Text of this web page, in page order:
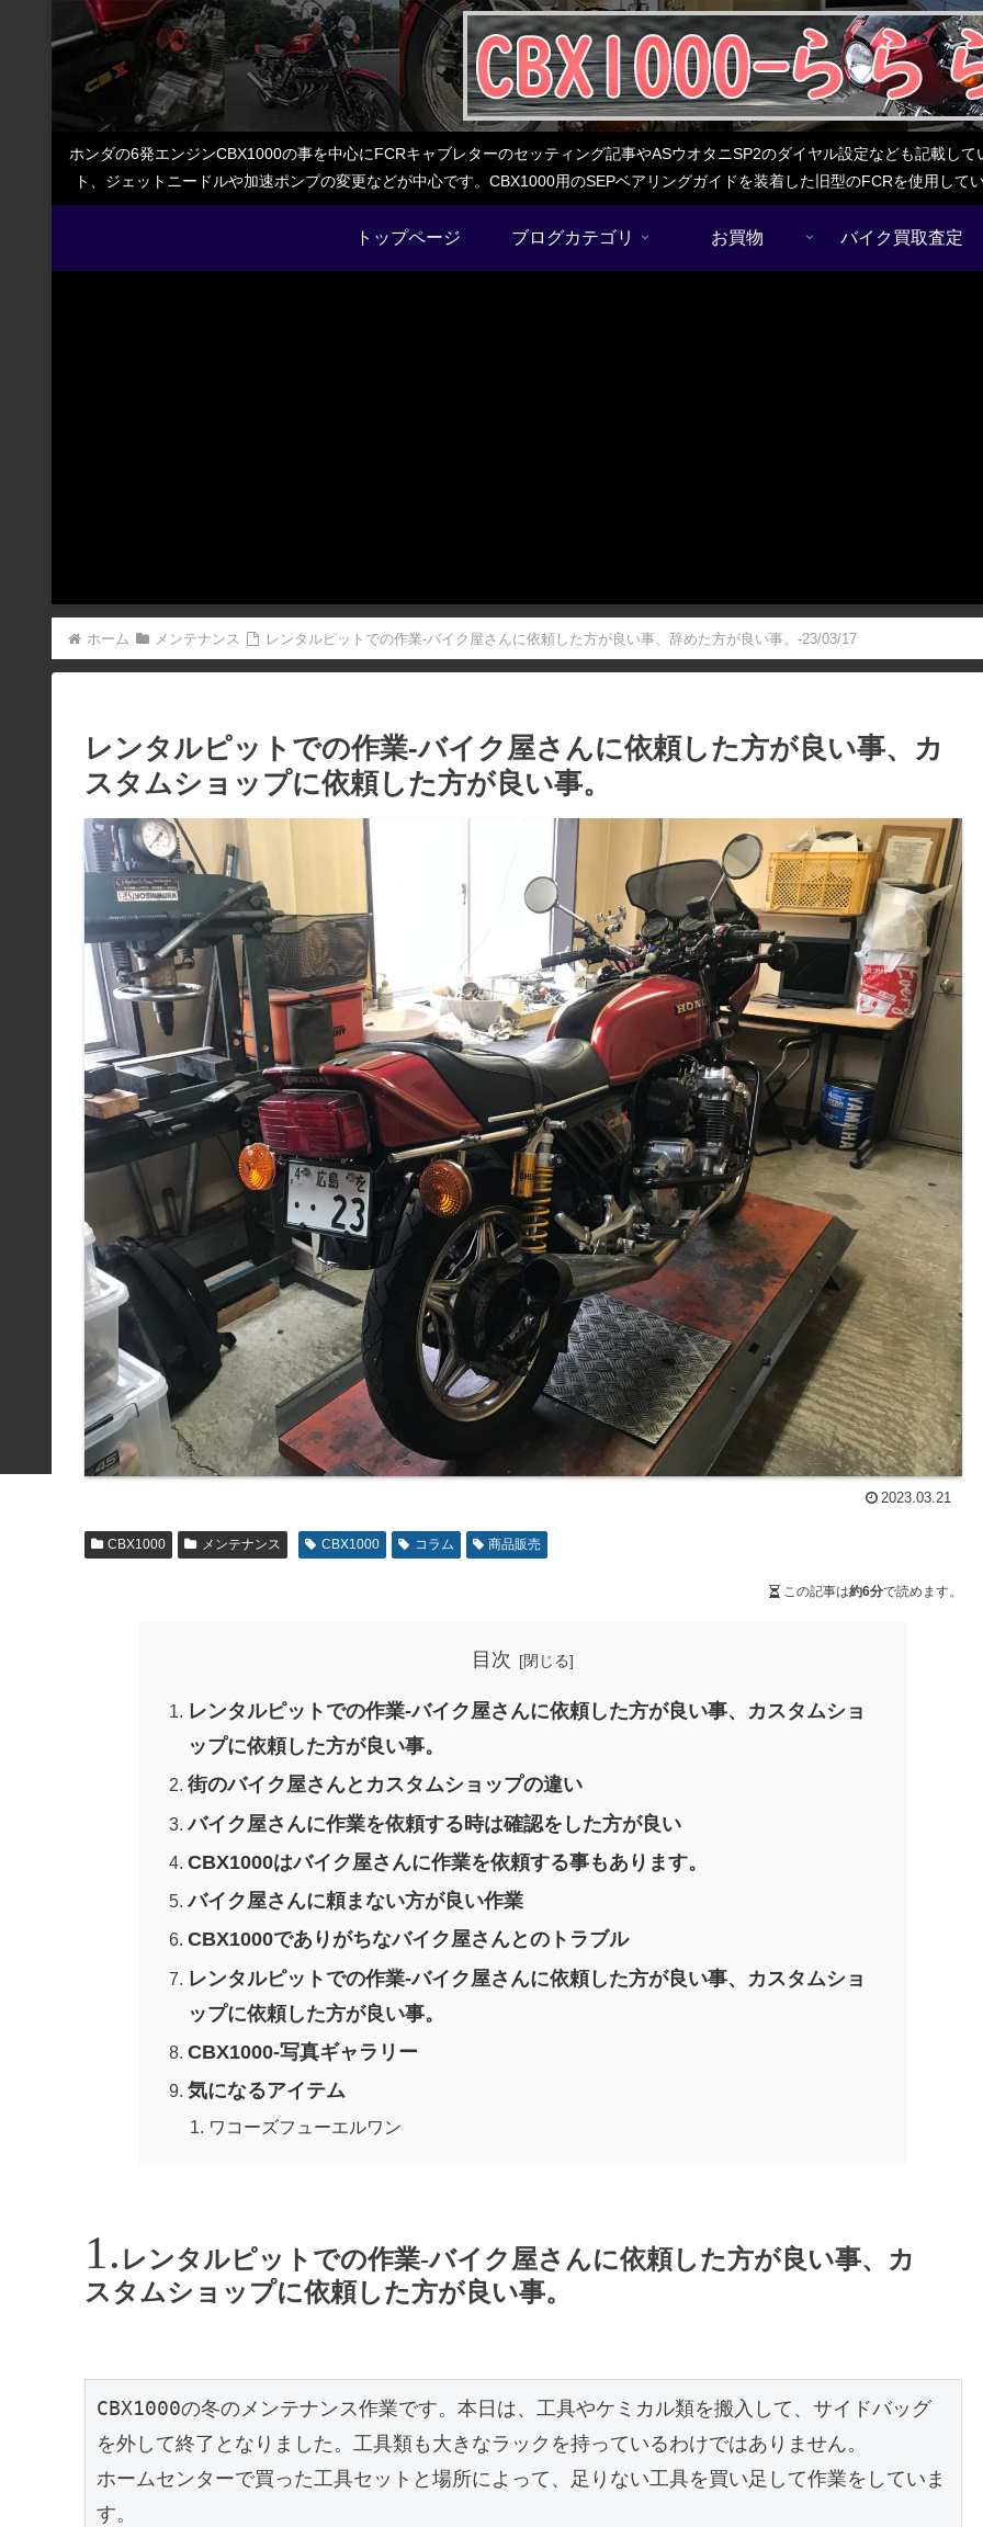
ホンダの6発エンジンCBX1000の事を中心にFCRキャブレターのセッティング記事やASウオタニSP2のダイヤル設定なども記載し
ト、ジェットニードルや加速ポンプの変更などが中心です。CBX1000用のSEPベアリングガイドを装着した旧型のFCRを使用し
トップページ ブログカテゴリ お買物 バイク買取査定
ホーム メンテナンス レンタルピットでの作業-バイク屋さんに依頼した方が良い事、辞めた方が良い事。-23/03/17
レンタルピットでの作業-バイク屋さんに依頼した方が良い事、カ
スタムショップに依頼した方が良い事。
2023.03.21
CBX1000 メンテナンス CBX1000 コラム 商品販売
この記事は約6分で読めます。
目次
レンタルピットでの作業-バイク屋さんに依頼した方が良い事、カスタムショ
ップに依頼した方が良い事。
街のバイク屋さんとカスタムショップの違い
バイク屋さんに作業を依頼する時は確認をした方が良い
CBX1000はバイク屋さんに作業を依頼する事もあります。
バイク屋さんに頼まない方が良い作業
CBX1000でありがちなバイク屋さんとのトラブル
レンタルピットでの作業-バイク屋さんに依頼した方が良い事、カスタムショ
ップに依頼した方が良い事。
CBX1000-写真ギャラリー
気になるアイテム
ワコーズフューエルワン
レンタルピットでの作業-バイク屋さんに依頼した方が良い事、カ
スタムショップに依頼した方が良い事。
CBX1000の冬のメンテナンス作業です。本日は、工具やケミカル類を搬入して、サイドバッグ
を外して終了となりました。工具類も大きなラックを持っているわけではありません。
ホームセンターで買った工具セットと場所によって、足りない工具を買い足して作業をしていま
す。